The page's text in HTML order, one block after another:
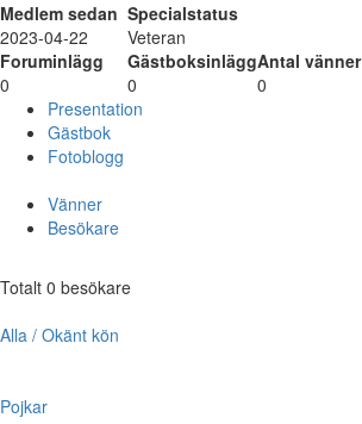
Medlem sedan Specialstatus
2023-04-22
Veteran
Foruminlägg
GästboksinläggAntal vänner
0
0
0
Presentation
Gästbok
Fotoblogg
Vänner
Besökare
Totalt 0 besökare
Alla / Okänt kön
Pojkar